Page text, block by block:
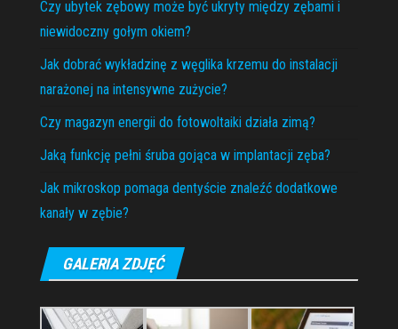
Czy ubytek zębowy może być ukryty między zębami i
niewidoczny gołym okiem?
Jak dobrać wykładzinę z węglika krzemu do instalacji
narażonej na intensywne zużycie?
Czy magazyn energii do fotowoltaiki działa zimą?
Jaką funkcję pełni śruba gojąca w implantacji zęba?
Jak mikroskop pomaga dentyście znaleźć dodatkowe
kanały w zębie?
GALERIA ZDJĘĆ